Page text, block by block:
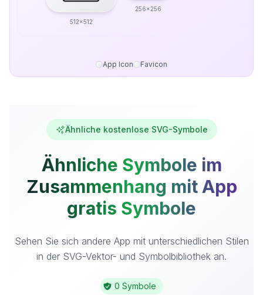
512x512
256x256
App Icon Favicon
Ähnliche kostenlose SVG-Symbole
Ähnliche Symbole im
Zusammenhang mit App
gratis Symbole
Sehen Sie sich andere App mit unterschiedlichen Stilen
in der SVG-Vektor- und Symbolbibliothek an.
0 Symbole